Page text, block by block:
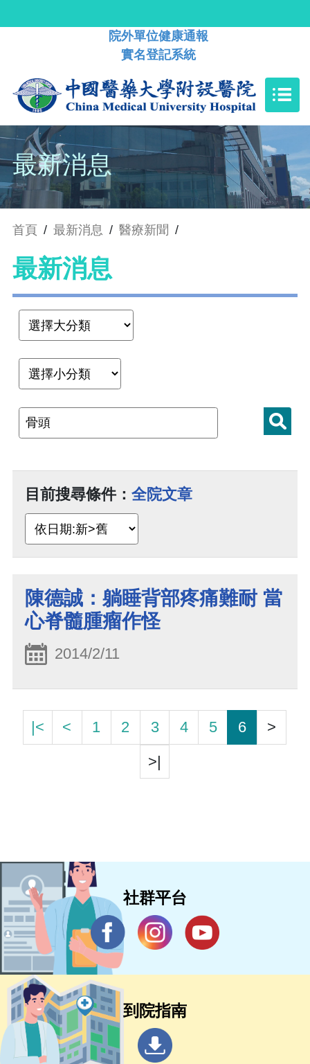
院外單位健康通報
實名登記系統
最新消息
首頁 / 最新消息 / 醫療新聞 /
最新消息
目前搜尋條件： 全院文章
陳德誠：躺睡背部疼痛難耐 當
心脊髓腫瘤作怪
2014/2/11
|< < 1 2 3 4 5 6
>
>|
社群平台
到院指南